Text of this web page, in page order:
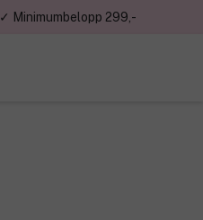
✓ Minimumbelopp 299,-